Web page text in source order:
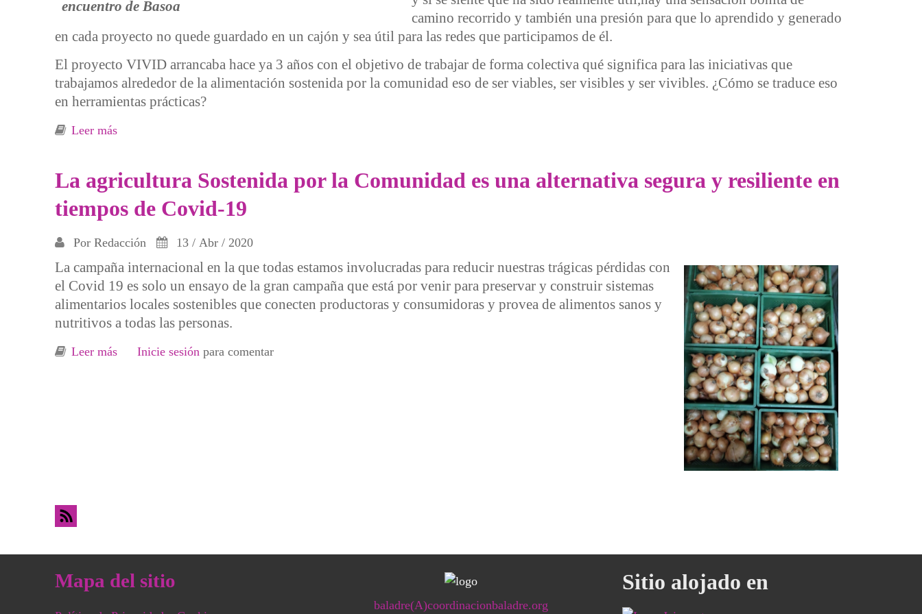
camino recorrido y también una presión para que lo aprendido y generado
en cada proyecto no quede guardado en un cajón y sea útil para las redes que participamos de él.
El proyecto VIVID arrancaba hace ya 3 años con el objetivo de trabajar de forma colectiva qué significa para las iniciativas que
trabajamos alrededor de la alimentación sostenida por la comunidad eso de ser viables, ser visibles y ser vivibles. ¿Cómo se traduce eso
en herramientas prácticas?
Leer más
La agricultura Sostenida por la Comunidad es una alternativa segura y resiliente en
tiempos de Covid-19
Por Redacción 13 / Abr / 2020
La campaña internacional en la que todas estamos involucradas para reducir nuestras trágicas pérdidas con
el Covid 19 es solo un ensayo de la gran campaña que está por venir para preservar y construir sistemas
alimentarios locales sostenibles que conecten productoras y consumidoras y provea de alimentos sanos y
nutritivos a todas las personas.
Leer más sobre La agricultura Sostenida por la Comunidad es una alternativa segura y resiliente en tiempos de Covid-19
Inicie sesiónpara comentar
Mapa del sitio
baladre(A)coordinacionbaladre.org
Sitio alojado en